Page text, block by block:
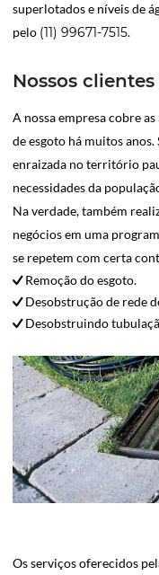
superlotados e níveis de
pelo (11) 99671-7515.
Nossos
A nossa empresa cobre
de esgoto há muitos
enraizada no território
necessidades da
Na verdade, também
negócios em uma
se repetem com certa
Remoção do esgoto.
Desobstrução de rede
Desobstruindo
Os serviços oferecidos